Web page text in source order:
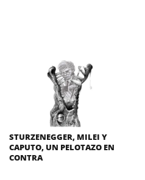
STURZENEGGER, MILEI Y
CAPUTO, UN PELOTAZO EN
CONTRA